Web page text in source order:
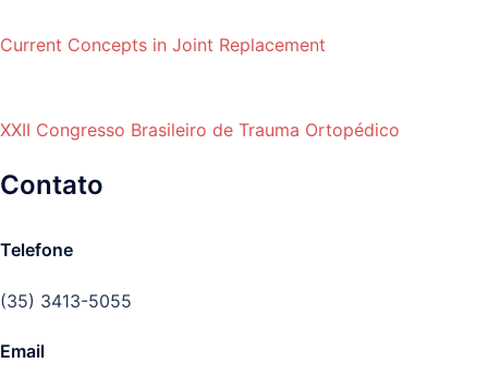
Current Concepts in Joint Replacement
XXII Congresso Brasileiro de Trauma Ortopédico
Contato
Telefone
(35) 3413-5055
Email